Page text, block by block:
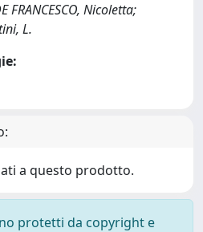
FRANCESCO, Nicoletta;
L.
a questo prodotto.
protetti da copyright e